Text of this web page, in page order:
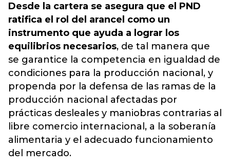
Desde la cartera se asegura que el PND
ratifica el rol del arancel como un
instrumento que ayuda a lograr los
equilibrios necesarios, de tal manera que
se garantice la competencia en igualdad de
condiciones para la producción nacional, y
propenda por la defensa de las ramas de la
producción nacional afectadas por
prácticas desleales y maniobras contrarias al
libre comercio internacional, a la soberanía
alimentaria y el adecuado funcionamiento
del mercado.